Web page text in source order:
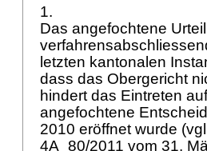
1.
Das angefochtene
letzten kantonalen
dass das Obergericht
hindert das Eintreten
angefochtene
2010 eröffnet wurde
4A_80/2011 vom 31.